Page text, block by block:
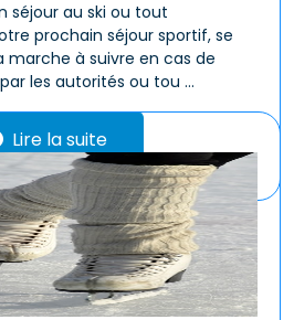
séjour au ski ou tout
prochain séjour sportif, se
marche à suivre en cas de
les autorités ou tou ...
Lire la suite